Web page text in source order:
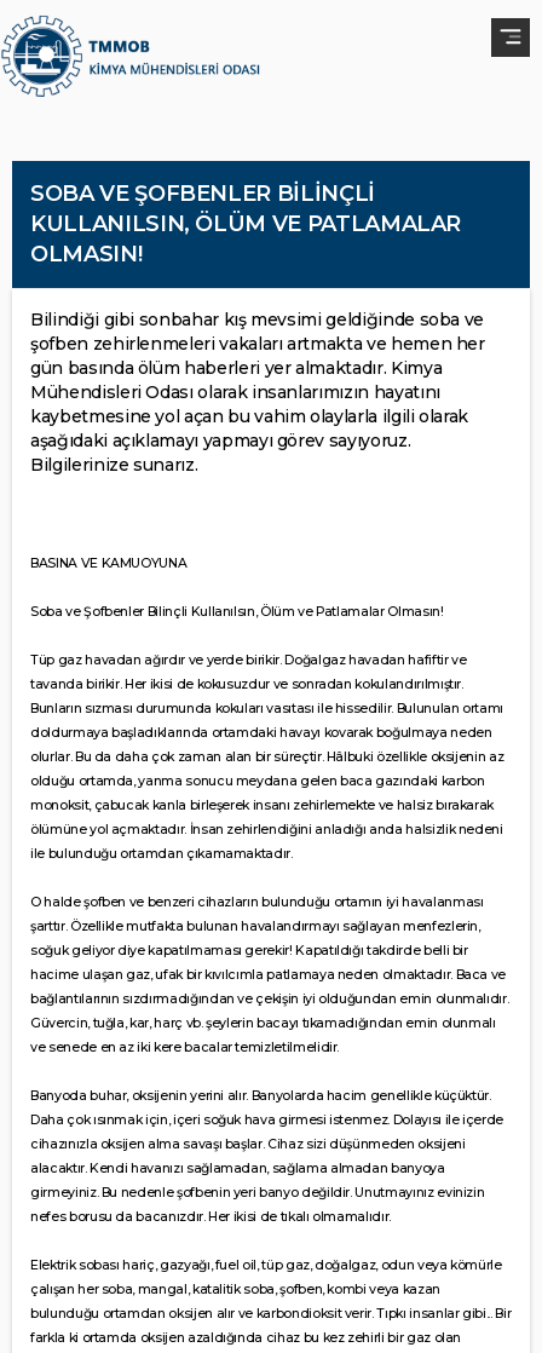
SOBA VE ŞOFBENLER BİLİNÇLİ
KULLANILSIN, ÖLÜM VE PATLAMALAR
OLMASIN!
Bilindiği gibi sonbahar kış mevsimi geldiğinde soba ve
şofben zehirlenmeleri vakaları artmakta ve hemen her
gün basında ölüm haberleri yer almaktadır. Kimya
Mühendisleri Odası olarak insanlarımızın hayatını
kaybetmesine yol açan bu vahim olaylarla ilgili olarak
aşağıdaki açıklamayı yapmayı görev sayıyoruz.
Bilgilerinize sunarız.
BASINA VE KAMUOYUNA
Soba ve Şofbenler Bilinçli Kullanılsın, Ölüm ve Patlamalar Olmasın!
Tüp gaz havadan ağırdır ve yerde birikir. Doğalgaz havadan hafiftir ve
tavanda birikir. Her ikisi de kokusuzdur ve sonradan kokulandırılmıştır.
Bunların sızması durumunda kokuları vasıtası ile hissedilir. Bulunulan ortamı
doldurmaya başladıklarında ortamdaki havayı kovarak boğulmaya neden
olurlar. Bu da daha çok zaman alan bir süreçtir. Hâlbuki özellikle oksijenin az
olduğu ortamda, yanma sonucu meydana gelen baca gazındaki karbon
monoksit, çabucak kanla birleşerek insanı zehirlemekte ve halsiz bırakarak
ölümüne yol açmaktadır. İnsan zehirlendiğini anladığı anda halsizlik nedeni
ile bulunduğu ortamdan çıkamamaktadır.
O halde şofben ve benzeri cihazların bulunduğu ortamın iyi havalanması
şarttır. Özellikle mutfakta bulunan havalandırmayı sağlayan menfezlerin,
soğuk geliyor diye kapatılmaması gerekir! Kapatıldığı takdirde belli bir
hacime ulaşan gaz, ufak bir kıvılcımla patlamaya neden olmaktadır. Baca ve
bağlantılarının sızdırmadığından ve çekişin iyi olduğundan emin olunmalıdır.
Güvercin, tuğla, kar, harç vb. şeylerin bacayı tıkamadığından emin olunmalı
ve senede en az iki kere bacalar temizletilmelidir.
Banyoda buhar, oksijenin yerini alır. Banyolarda hacim genellikle küçüktür.
Daha çok ısınmak için, içeri soğuk hava girmesi istenmez. Dolayısı ile içerde
cihazınızla oksijen alma savaşı başlar. Cihaz sizi düşünmeden oksijeni
alacaktır. Kendi havanızı sağlamadan, sağlama almadan banyoya
girmeyiniz. Bu nedenle şofbenin yeri banyo değildir. Unutmayınız evinizin
nefes borusu da bacanızdır. Her ikisi de tıkalı olmamalıdır.
Elektrik sobası hariç, gazyağı, fuel oil, tüp gaz, doğalgaz, odun veya kömürle
çalışan her soba, mangal, katalitik soba, şofben, kombi veya kazan
bulunduğu ortamdan oksijen alır ve karbondioksit verir. Tıpkı insanlar gibi... Bir
farkla ki ortamda oksijen azaldığında cihaz bu kez zehirli bir gaz olan